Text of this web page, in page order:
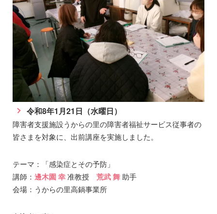
令和8年1月21日（水曜日）
障害者支援施設うからの里の障害者福祉サービス従事者の
皆さまを対象に、出前講座を実施しました。
テーマ：「感染症とその予防」
講師：邊木園 幸准教授荒武 舞 助手
会場：うからの里高鍋事業所